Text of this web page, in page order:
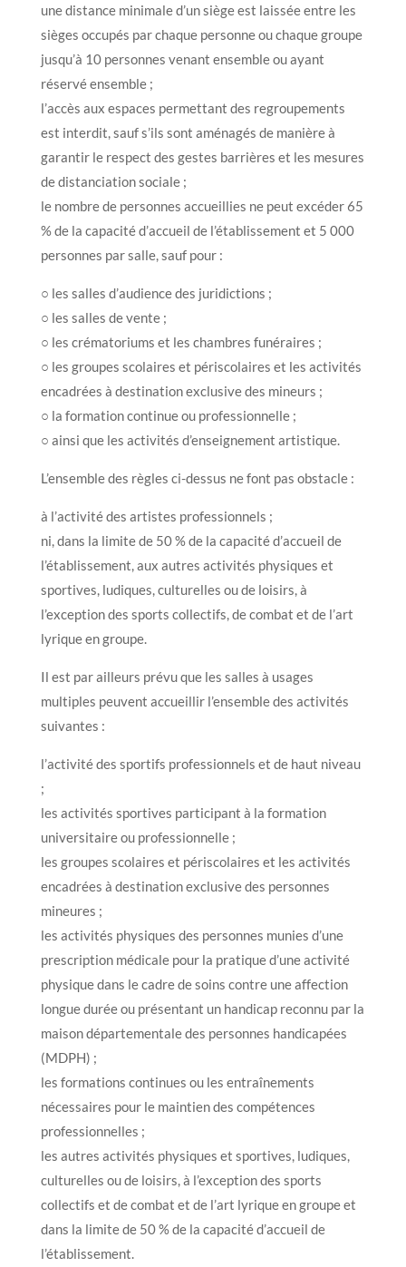
une distance minimale d’un siège est laissée entre les
sièges occupés par chaque personne ou chaque groupe
jusqu’à 10 personnes venant ensemble ou ayant
réservé ensemble ;
l’accès aux espaces permettant des regroupements
est interdit, sauf s’ils sont aménagés de manière à
garantir le respect des gestes barrières et les mesures
de distanciation sociale ;
le nombre de personnes accueillies ne peut excéder 65
% de la capacité d’accueil de l’établissement et 5 000
personnes par salle, sauf pour :
○ les salles d’audience des juridictions ;
○ les salles de vente ;
○ les crématoriums et les chambres funéraires ;
○ les groupes scolaires et périscolaires et les activités
encadrées à destination exclusive des mineurs ;
○ la formation continue ou professionnelle ;
○ ainsi que les activités d’enseignement artistique.
L’ensemble des règles ci-dessus ne font pas obstacle :
à l’activité des artistes professionnels ;
ni, dans la limite de 50 % de la capacité d’accueil de
l’établissement, aux autres activités physiques et
sportives, ludiques, culturelles ou de loisirs, à
l’exception des sports collectifs, de combat et de l’art
lyrique en groupe.
Il est par ailleurs prévu que les salles à usages
multiples peuvent accueillir l’ensemble des activités
suivantes :
l’activité des sportifs professionnels et de haut niveau
;
les activités sportives participant à la formation
universitaire ou professionnelle ;
les groupes scolaires et périscolaires et les activités
encadrées à destination exclusive des personnes
mineures ;
les activités physiques des personnes munies d’une
prescription médicale pour la pratique d’une activité
physique dans le cadre de soins contre une affection
longue durée ou présentant un handicap reconnu par la
maison départementale des personnes handicapées
(MDPH) ;
les formations continues ou les entraînements
nécessaires pour le maintien des compétences
professionnelles ;
les autres activités physiques et sportives, ludiques,
culturelles ou de loisirs, à l’exception des sports
collectifs et de combat et de l’art lyrique en groupe et
dans la limite de 50 % de la capacité d’accueil de
l’établissement.